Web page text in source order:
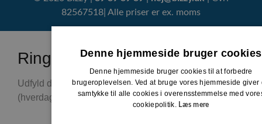
82567518| Alle priser er ex. moms
Ring mig op
Udfyld disse felter og vi ringer dig op hurtigst muligt
(hverdage mellem 8 til 16)
Denne hjemmeside bruger cookies
Denne hjemmeside bruger cookies til at forbedre
brugeroplevelsen. Ved at bruge vores hjemmeside giver
samtykke til alle cookies i overensstemmelse med
cookiepolitik.
Læs mere